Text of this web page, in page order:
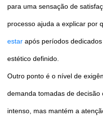
para uma sensação de
processo ajuda a explicar por
estar após períodos
estético definido.
Outro ponto é o nível de
demanda tomadas de
intenso, mas mantém a